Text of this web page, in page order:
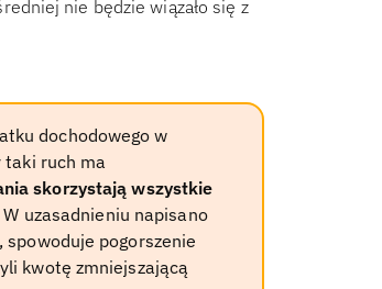
nie będzie wiązało się z
dochodowego w
taki ruch ma
skorzystają wszystkie
W uzasadnieniu napisano
pogorszenie
kwotę zmniejszającą